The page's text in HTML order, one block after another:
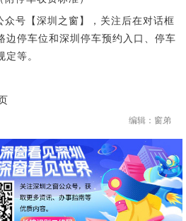
号【深圳之窗】，关注后在对话框
边停车位和深圳停车预约入口、停车
等。
编辑：窗弟